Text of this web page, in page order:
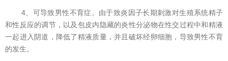
4、可导致男性不育症。由于致炎因子长期刺激对生殖系统精子
和性反应的调节，以及包皮内隐藏的炎性分泌物在性交过程中和精液
一起进入阴道，降低了精液质量，并且破坏经卵细胞，导致男性不育
的发生。